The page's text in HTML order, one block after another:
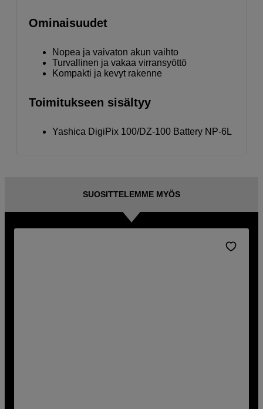
Ominaisuudet
Nopea ja vaivaton akun vaihto
Turvallinen ja vakaa virransyöttö
Kompakti ja kevyt rakenne
Toimitukseen sisältyy
Yashica DigiPix 100/DZ-100 Battery NP-6L
SUOSITTELEMME MYÖS